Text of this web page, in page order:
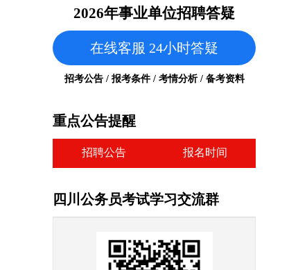
2026年事业单位招聘答疑
在线客服 24小时答疑
招考公告 / 报考条件 / 考情分析 / 备考资料
重点公告提醒
招聘公告 报名时间
四川公务员考试学习交流群